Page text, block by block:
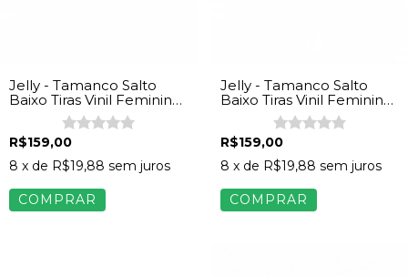
Jelly - Tamanco Salto
Baixo Tiras Vinil Feminina
R$159,00
8 x de R$19,88 sem juros
COMPRAR
Jelly - Tamanco Salto
Baixo Tiras Vinil Feminina
Transparente
R$159,00
8 x de R$19,88 sem juros
COMPRAR